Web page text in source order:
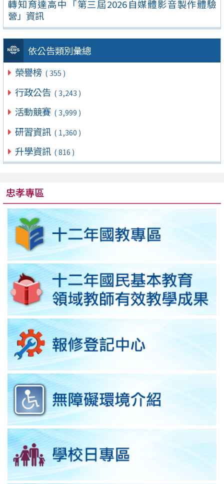
轉知育達高中「第三屆2026自媒體影音製作體驗
營」資訊
依公告類別彙總
榮譽榜 ( 355 )
行政公告 ( 3,243 )
活動競賽 ( 3,999 )
研習資訊 ( 1,360 )
升學資訊 ( 816 )
忠孝專區